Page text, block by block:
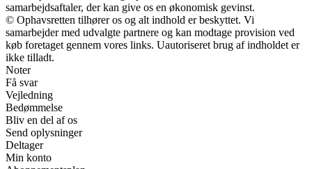
samarbejdsaftaler, der kan give os en økonomisk gevinst.
© Ophavsretten tilhører os og alt indhold er beskyttet. Vi
samarbejder med udvalgte partnere og kan modtage provision ved
køb foretaget gennem vores links. Uautoriseret brug af indholdet er
ikke tilladt.
Noter
Få svar
Vejledning
Bedømmelse
Bliv en del af os
Send oplysninger
Deltager
Min konto